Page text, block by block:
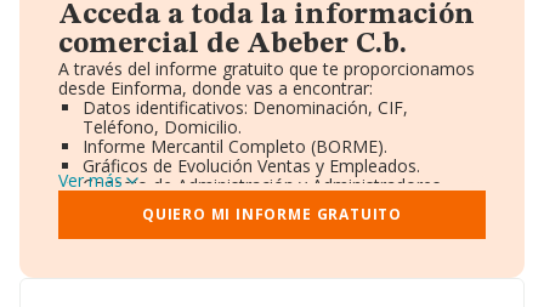
Acceda a toda la información
comercial de Abeber C.b.
A través del informe gratuito que te proporcionamos
desde Einforma, donde vas a encontrar:
Datos identificativos: Denominación, CIF,
Teléfono, Domicilio.
Informe Mercantil Completo (BORME).
Gráficos de Evolución Ventas y Empleados.
Consejo de Administración y Administradores.
Directivos y Ejecutivos.
Accionistas.
Participaciones y Vinculaciones en otras empresas.
Información oficial y registral complementaria.
Ver más
QUIERO MI INFORME GRATUITO